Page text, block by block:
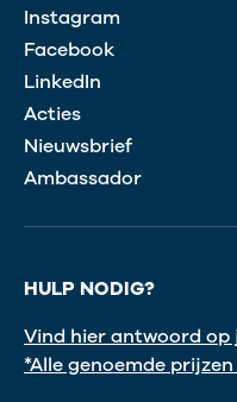
Instagram
Facebook
LinkedIn
Acties
Nieuwsbrief
Ambassador
HULP NODIG?
Vind hier antwoord op
*Alle genoemde